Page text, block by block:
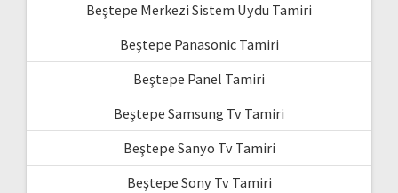
Beştepe Merkezi Sistem Uydu Tamiri
Beştepe Panasonic Tamiri
Beştepe Panel Tamiri
Beştepe Samsung Tv Tamiri
Beştepe Sanyo Tv Tamiri
Beştepe Sony Tv Tamiri